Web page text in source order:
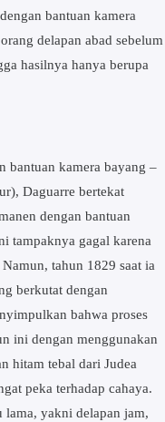
bantuan kamera
delapan abad sebelum
hasilnya hanya berupa
bantuan kamera bayang –
Daguarre bertekat
dengan bantuan
tampaknya gagal karena
tahun 1829 saat ia
berkutat dengan
bahwa proses
ini dengan menggunakan
hitam tebal dari Judea
peka terhadap cahaya.
yakni delapan jam,